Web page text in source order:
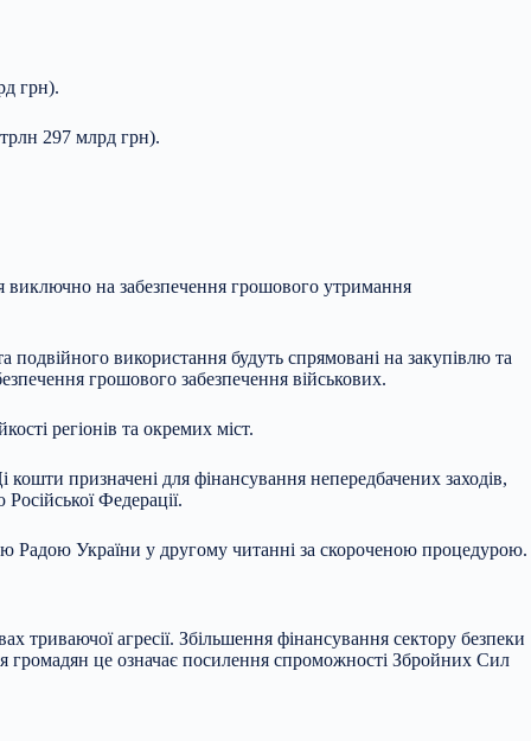
грн).
297 млрд грн).
виключно на забезпечення грошового утримання
використання будуть спрямовані на закупівлю та
грошового забезпечення військових.
регіонів та окремих міст.
призначені для фінансування непередбачених заходів,
Федерації.
Радою України у другому читанні за скороченою процедурою.
агресії. Збільшення фінансування сектору безпеки
громадян це означає посилення спроможності Збройних Сил